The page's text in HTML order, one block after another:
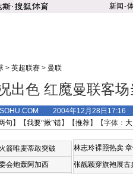
新闻-
> 英超联赛> 曼联
出色 红魔曼联客
2004年12月28日17:16
句 】【我要“揪”错】【推荐】【字体： 大
箭唯麦蒂敢突破
会炮轰阿加西
林志玲裸照热卖
张靓颖穿旗袍展古